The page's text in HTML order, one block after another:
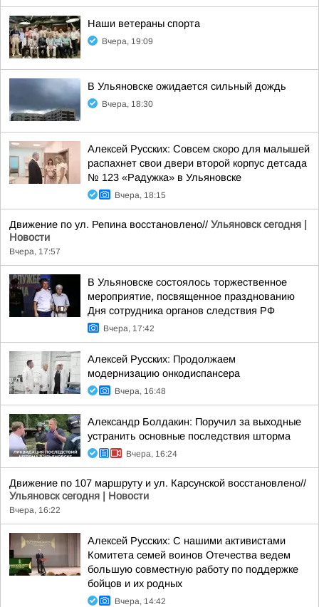
Наши ветераны спорта
Вчера, 19:09
В Ульяновске ожидается сильный дождь
Вчера, 18:30
Алексей Русских: Совсем скоро для малышей
распахнет свои двери второй корпус детсада
№ 123 «Радужка» в Ульяновске
Вчера, 18:15
Движение по ул. Репина восстановлено// Ульяновск сегодня |
Новости
Вчера, 17:57
В Ульяновске состоялось торжественное
мероприятие, посвященное празднованию
Дня сотрудника органов следствия РФ
Вчера, 17:42
Алексей Русских: Продолжаем
модернизацию онкодиспансера
Вчера, 16:48
Александр Болдакин: Поручил за выходные
устранить основные последствия шторма
Вчера, 16:24
Движение по 107 маршруту и ул. Карсунской восстановлено//
Ульяновск сегодня | Новости
Вчера, 16:22
Алексей Русских: С нашими активистами
Комитета семей воинов Отечества ведем
большую совместную работу по поддержке
бойцов и их родных
Вчера, 14:42